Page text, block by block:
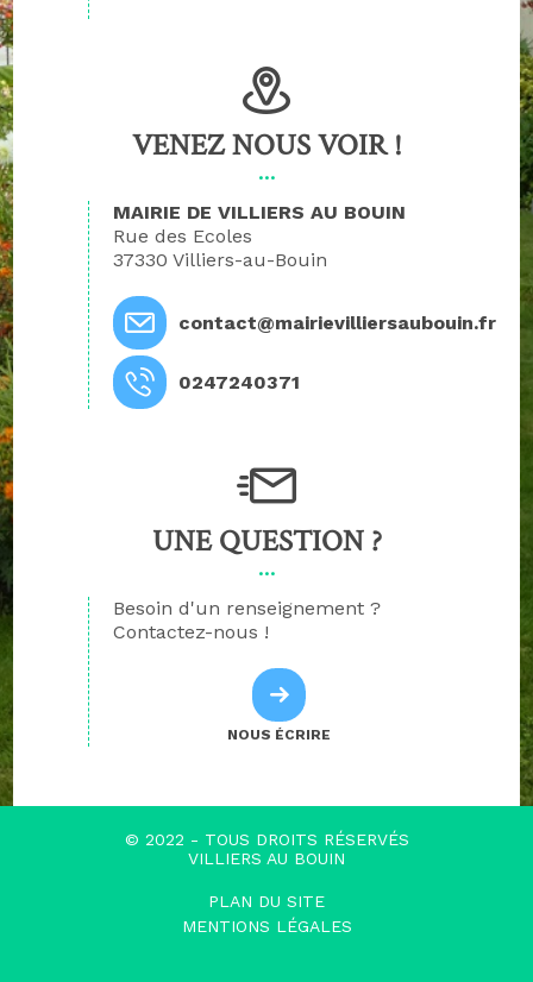
VENEZ NOUS VOIR !
MAIRIE DE VILLIERS AU BOUIN
Rue des Ecoles
37330 Villiers-au-Bouin
contact@mairievilliersaubouin.fr
0247240371
UNE QUESTION ?
Besoin d'un renseignement ?
Contactez-nous !
NOUS ÉCRIRE
© 2022 - TOUS DROITS RÉSERVÉS
VILLIERS AU BOUIN
PLAN DU SITE
MENTIONS LÉGALES